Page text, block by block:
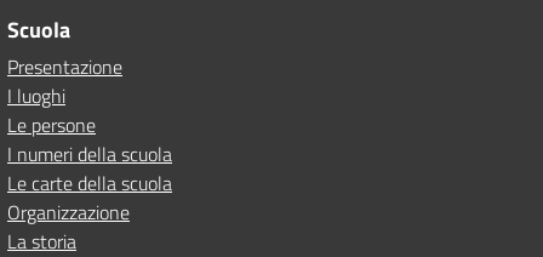
Scuola
Presentazione
I luoghi
Le persone
I numeri della scuola
Le carte della scuola
Organizzazione
La storia